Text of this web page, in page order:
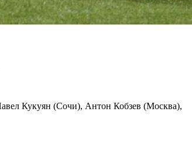
Кукуян (Сочи), Антон Кобзев (Москва),